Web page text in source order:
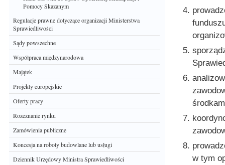
Pomocy Skazanym
Regulacje prawne dotyczące organizacji Ministerstwa
Sprawiedliwości
Sądy powszechne
Współpraca międzynarodowa
Majątek
Projekty europejskie
Oferty pracy
Rozeznanie rynku
Zamówienia publiczne
Koncesja na roboty budowlane lub usługi
Dziennik Urzędowy Ministra Sprawiedliwości
w tym